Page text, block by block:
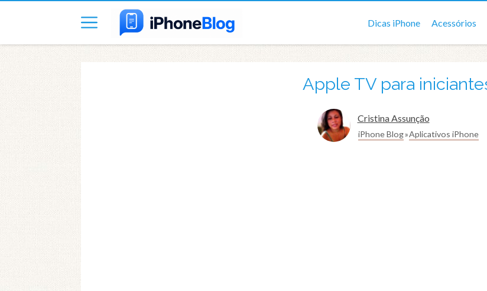
Dicas iPhone Acessórios
Apple TV para
Cristina Assunção
iPhone Blog Aplicativos iPhone